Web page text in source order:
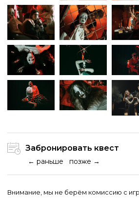
Забронировать квест
← раньше позже →
Внимание, мы не берём комиссию с